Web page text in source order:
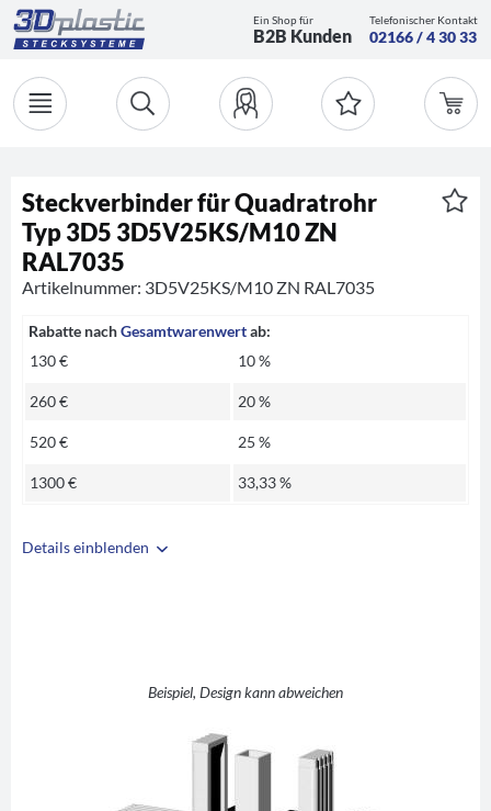
Ein Shop für
B2B Kunden
Telefonischer Kontakt
02166 / 4 30 33
Details einblenden
+ +1 (Kreuz mitBeispiel, Design kann abweichen
Steckverbinder für Quadratrohr
Typ 3D5 3D5V25KS/M10 ZN
RAL7035
Artikelnummer: 3D5V25KS/M10 ZN RAL7035
Rabatte nachGesamtwarenwertab:
130 €
10 %
260 € 20 %
520 € 25 %
1300 € 33,33 %